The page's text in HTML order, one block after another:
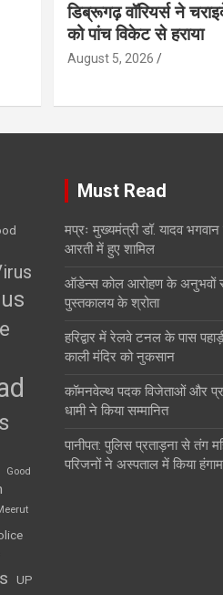
डिब्रूगढ़ वॉरियर्स ने
को पांच विकेट से हराया
August 5, 2026
Good
UP
Must Read
मप्रः मुख्यमंत्री डॉ. यादव
आरती में हुए शामिल
ऑडेन्स कोल आरोहण के अनुभवों
पुस्तकालय के श्रोता
हरिद्वार में रेलवे टनल के पास
काली मंदिर को नुकसान
कॉमनवेल्थ पदक विजेताओं और
धामी ने किया सम्मानित
पानीपत: पुलिस प्रताड़ना से तंग
परिजनों ने अस्पताल में किया